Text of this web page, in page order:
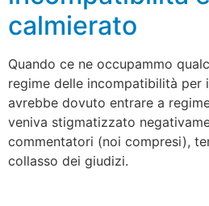
calmierato
Quando ce ne occupammo
regime delle incompatibilità per
avrebbe dovuto entrare a
veniva stigmatizzato
commentatori (noi compresi),
collasso dei giudizi.